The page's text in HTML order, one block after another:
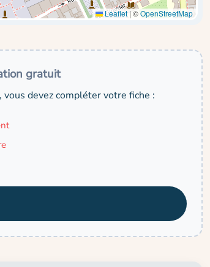
Leaflet | ©OpenStreetMap
gratuit
vous devez compléter votre fiche :